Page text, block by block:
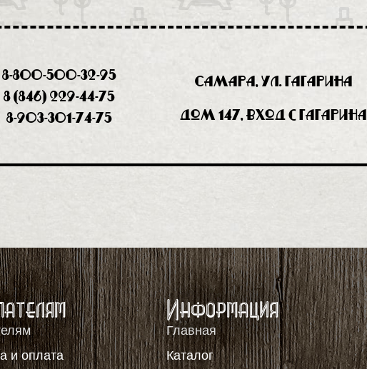
8-800-500-32-95
8 (846) 229-44-75
8-903-301-74-75
Самара, ул. Гагарина
дом 147, вход с Гагарина
и оплата
Информация
Главная
Каталог